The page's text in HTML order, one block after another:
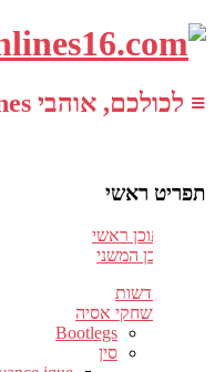
≡ לכולכם, אוהבי scanlines. ≡ ≡ ≡ ≡
תפריט ראשי
עבור לתוכן ראשי
דלג לתוכן המשני
חדשות
משחקי אסיה
Bootlegs
סין